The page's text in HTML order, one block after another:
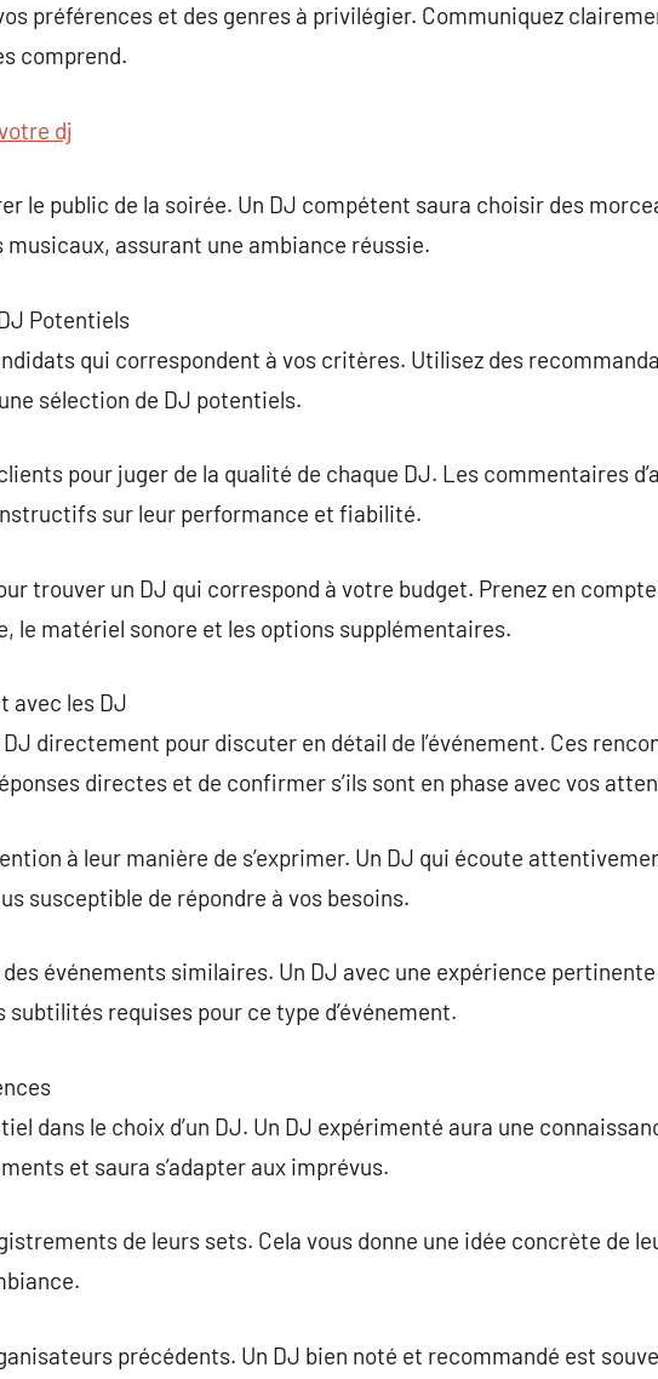
préférences et des genres à privilégier. Communiquez
comprend.
dj
le public de la soirée. Un DJ compétent saura choisir des
assurant une ambiance réussie.
Potentiels
qui correspondent à vos critères. Utilisez des
sélection de DJ potentiels.
pour juger de la qualité de chaque DJ. Les commentaires
sur leur performance et fiabilité.
trouver un DJ qui correspond à votre budget. Prenez en
le matériel sonore et les options supplémentaires.
avec les DJ
directement pour discuter en détail de l’événement. Ces
directes et de confirmer s’ils sont en phase avec vos
à leur manière de s’exprimer. Un DJ qui écoute
susceptible de répondre à vos besoins.
événements similaires. Un DJ avec une expérience
requises pour ce type d’événement.
dans le choix d’un DJ. Un DJ expérimenté aura une
et saura s’adapter aux imprévus.
de leurs sets. Cela vous donne une idée concrète de
précédents. Un DJ bien noté et recommandé est